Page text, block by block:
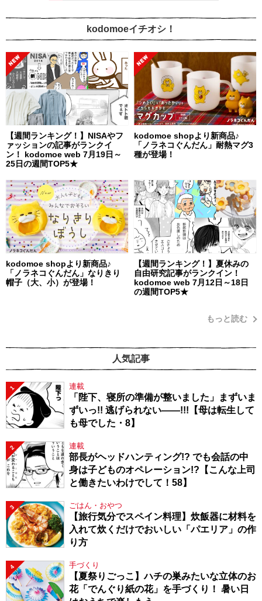
kodomoeイチオシ！
【週間ランキング！】NISAやフ
ァッションの記事がランクイ
ン！ kodomoe web 7月19日～
25日の週間TOP5★
kodomoe shopより新商品♪
「ノラネコぐんだん」耐熱マグ3
種が登場！
kodomoe shopより新商品♪
「ノラネコぐんだん」なりきり
帽子（大、小）が登場！
【週間ランキング！】夏休みの
自由研究記事がランクイン！
kodomoe web 7月12日～18日
の週間TOP5★
もっと読む
人気記事
1 連載
「陛下、寝所の準備が整いました」まずいま
ずいっ!! 逃げられない――!!!【母は転生して
も母でした・8】
2 連載
部長がヘッドハンティング!? でも会話の中
身は子どものオペレーション!?【こんな上司
と働きたいわけでして！58】
3 ごはん・おやつ
【旅行気分でスペイン料理】炊飯器に材料を
入れて炊くだけでおいしい「パエリア」の作
り方
4 手づくり
【夏祭りごっこ】ハチの巣みたいな立体のお
花「でんぐり紙の花」を手づくり！ 暑い日